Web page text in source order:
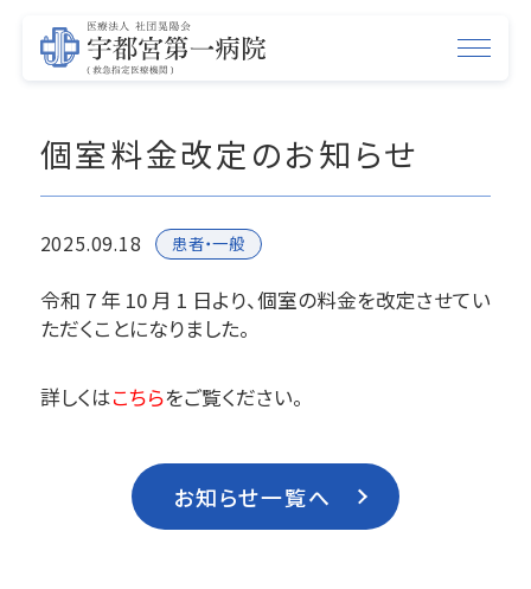
個室料金改定のお知らせ
2025.09.18 患者・一般
令和 7 年 10 月 1 日より、個室の料金を改定させてい
ただくことになりました。
詳しくはこちらをご覧ください。
お知らせ一覧へ